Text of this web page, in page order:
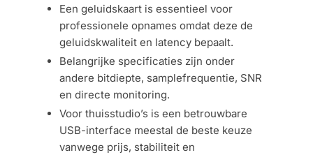
Een geluidskaart is essentieel voor
professionele opnames omdat deze de
geluidskwaliteit en latency bepaalt.
Belangrijke specificaties zijn onder
andere bitdiepte, samplefrequentie, SNR
en directe monitoring.
Voor thuisstudio’s is een betrouwbare
USB-interface meestal de beste keuze
vanwege prijs, stabiliteit en